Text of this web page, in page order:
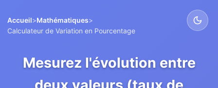
Accueil>Mathématiques>
Calculateur de Variation en Pourcentage
Mesurez l'évolution entre